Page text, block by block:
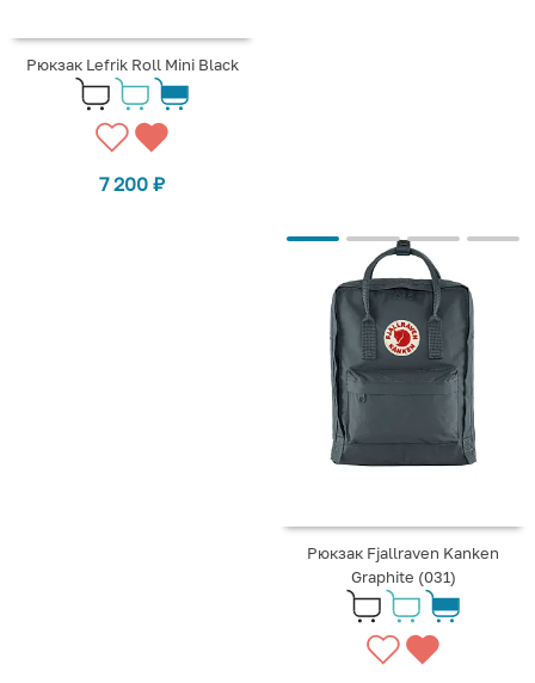
Рюкзак Lefrik Roll Mini Black
7 200 ₽
Рюкзак Fjallraven Kanken
Graphite (031)